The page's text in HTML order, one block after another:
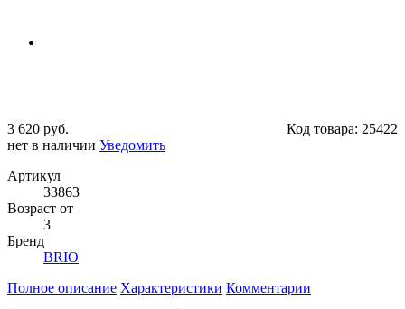
3 620 руб. Код товара: 25422
нет в наличии Уведомить
Артикул
33863
Возраст от
3
Бренд
BRIO
Полное описание Характеристики Комментарии